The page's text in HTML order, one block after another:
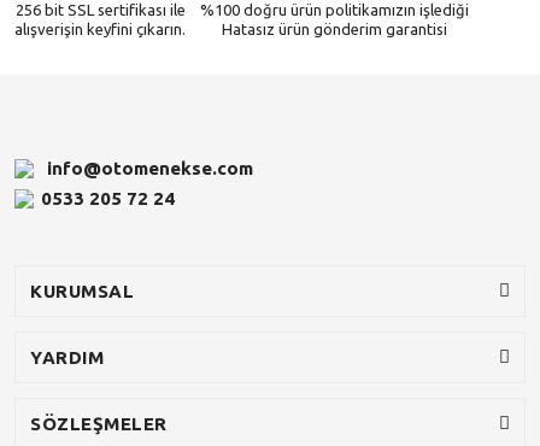
256 bit SSL sertifikası ile
alışverişin keyfini çıkarın.
%100 doğru ürün politikamızın işlediği
Hatasız ürün gönderim garantisi
info@otomenekse.com
0533 205 72 24
KURUMSAL
YARDIM
SÖZLEŞMELER